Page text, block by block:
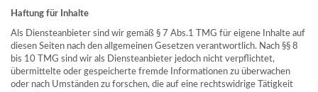
Haftung für Inhalte
Als Diensteanbieter sind wir gemäß § 7 Abs.1 TMG für eigene Inhalte auf
diesen Seiten nach den allgemeinen Gesetzen verantwortlich. Nach §§ 8
bis 10 TMG sind wir als Diensteanbieter jedoch nicht verpflichtet,
übermittelte oder gespeicherte fremde Informationen zu überwachen
oder nach Umständen zu forschen, die auf eine rechtswidrige Tätigkeit